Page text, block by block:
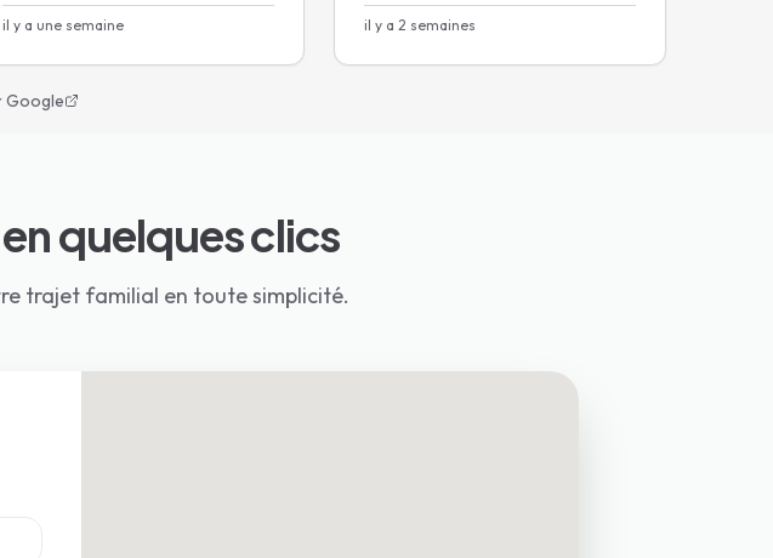
disposition gratuitement de siège
il y a une semaine
ponctuel."
il y a 2 semaines
Google
quelques clics
trajet familial en toute simplicité.